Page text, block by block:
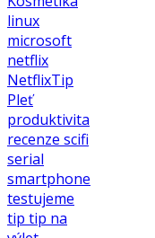
linux
microsoft
netflix
NetflixTip
Pleť
produktivita
recenze scifi
serial
smartphone
testujeme
tip tip na